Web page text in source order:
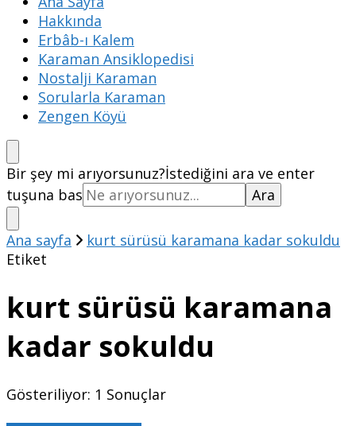
Hakkında
Erbâb-ı Kalem
Karaman Ansiklopedisi
Nostalji Karaman
Sorularla Karaman
Zengen Köyü
Bir şey mi arıyorsunuz?İstediğini ara ve enter
tuşuna bas
Ana sayfa
kurt sürüsü karamana kadar sokuldu
Etiket
kurt sürüsü karamana
kadar sokuldu
Gösteriliyor: 1 Sonuçlar